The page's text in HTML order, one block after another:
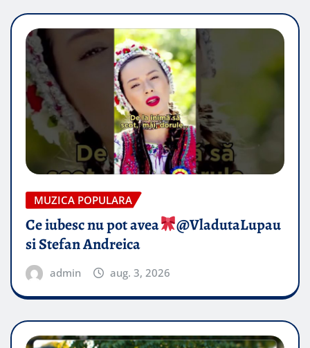
MUZICA POPULARA
Ce iubesc nu pot avea
​@VladutaLupau
si Stefan Andreica
admin aug. 3, 2026